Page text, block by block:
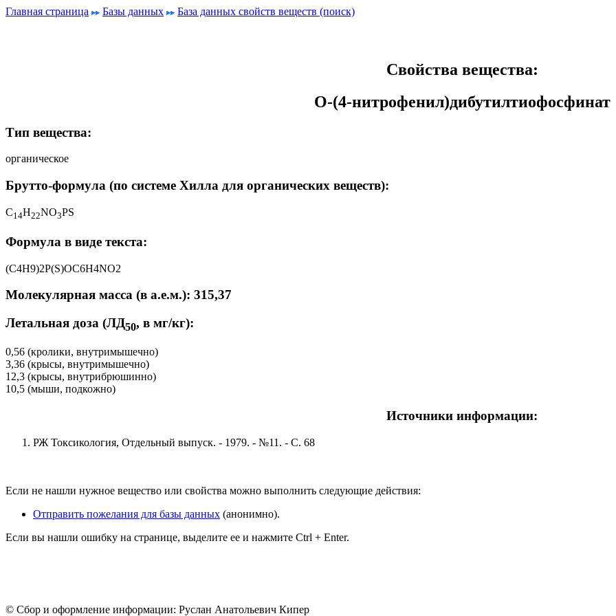
Главная страница Базы данных База данных свойств веществ (поиск)
Свойства вещества:
O-(4-нитрофенил)дибутилтиофосфинат
Тип вещества:
органическое
Брутто-формула (по системе Хилла для органических веществ):
C14H22NO3PS
Формула в виде текста:
(C4H9)2P(S)OC6H4NO2
Молекулярная масса (в а.е.м.): 315,37
Летальная доза (ЛД50, в мг/кг):
0,56 (кролики, внутримышечно)
3,36 (крысы, внутримышечно)
12,3 (крысы, внутрибрюшинно)
10,5 (мыши, подкожно)
Источники информации:
РЖ Токсикология, Отдельный выпуск. - 1979. - №11. - С. 68
Если не нашли нужное вещество или свойства можно выполнить следующие действия:
Отправить пожелания для базы данных (анонимно).
Если вы нашли ошибку на странице, выделите ее и нажмите Ctrl + Enter.
© Сбор и оформление информации: Руслан Анатольевич Кипер